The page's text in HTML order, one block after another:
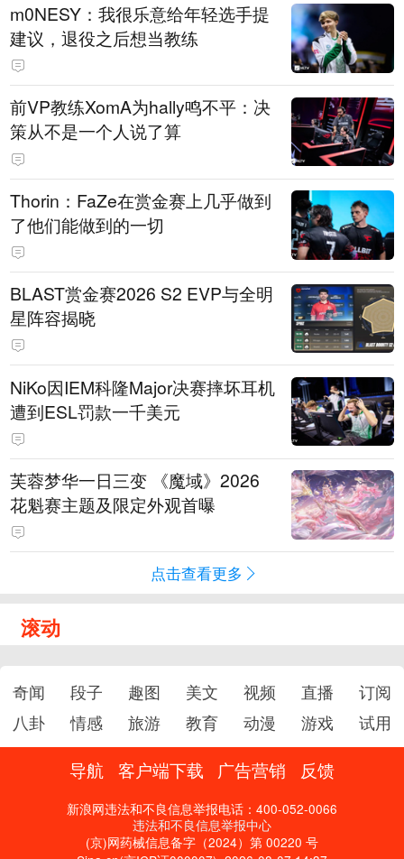
m0NESY：我很乐意给年轻选手提
建议，退役之后想当教练
前VP教练XomA为hally鸣不平：决
策从不是一个人说了算
Thorin：FaZe在赏金赛上几乎做到
了他们能做到的一切
BLAST赏金赛2026 S2 EVP与全明
星阵容揭晓
NiKo因IEM科隆Major决赛摔坏耳机
遭到ESL罚款一千美元
芙蓉梦华一日三变 《魔域》2026
花魁赛主题及限定外观首曝
点击查看更多
滚动
奇闻 段子 趣图 美文 视频 直播
订阅
八卦
情感 旅游 教育 动漫 游戏 试用
导航 客户端下载 广告营销 反馈
新浪网违法和不良信息举报电话：400-052-0066
违法和不良信息举报中心
(京)网药械信息备字（2024）第 00220 号